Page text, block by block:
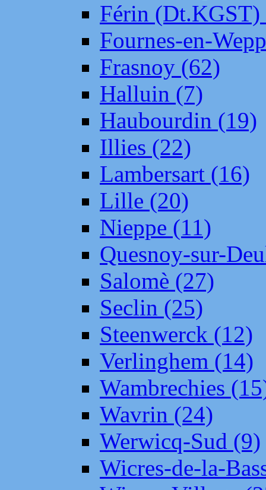
Férin (Dt.KGST)
Fournes-en-
Frasnoy (62)
Halluin (7)
Haubourdin (19)
Illies (22)
Lambersart (16)
Lille (20)
Nieppe (11)
Quesnoy-sur-
Salomè (27)
Seclin (25)
Steenwerck (12)
Verlinghem (14)
Wambrechies
Wavrin (24)
Werwicq-Sud (9)
Wicres-de-la-